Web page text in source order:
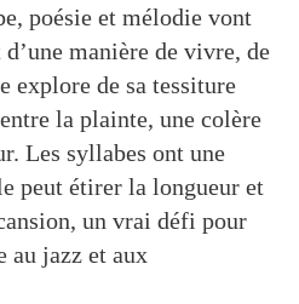
poésie et mélodie vont
manière de vivre, de
explore de sa tessiture
la plainte, une colère
Les syllabes ont une
peut étirer la longueur et
un vrai défi pour
au jazz et aux